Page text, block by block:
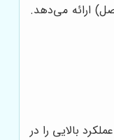
ارائه می‌دهد.
بالایی را در